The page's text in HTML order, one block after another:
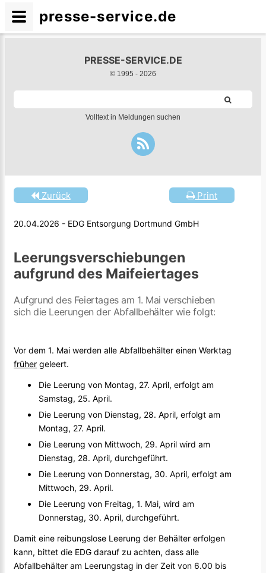
PRESSE-SERVICE.DE
© 1995 - 2026
Volltext in Meldungen suchen
Print
Zurück
20.04.2026 - EDG Entsorgung Dortmund GmbH
Leerungsverschiebungen
aufgrund des Maifeiertages
Aufgrund des Feiertages am 1. Mai verschieben
sich die Leerungen der Abfallbehälter wie folgt:
Vor dem 1. Mai werden alle Abfallbehälter einen Werktag
früher geleert.
Die Leerung von Montag, 27. April, erfolgt am
Samstag, 25. April.
Die Leerung von Dienstag, 28. April, erfolgt am
Montag, 27. April.
Die Leerung von Mittwoch, 29. April wird am
Dienstag, 28. April, durchgeführt.
Die Leerung von Donnerstag, 30. April, erfolgt am
Mittwoch, 29. April.
Die Leerung von Freitag, 1. Mai, wird am
Donnerstag, 30. April, durchgeführt.
Damit eine reibungslose Leerung der Behälter erfolgen
kann, bittet die EDG darauf zu achten, dass alle
Abfallbehälter am Leerungstag in der Zeit von 6.00 bis
presse-service.de